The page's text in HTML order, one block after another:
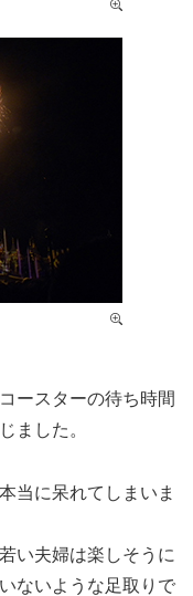
ースターの待ち時間
ました。
当に呆れてしまいま
い夫婦は楽しそうに
ないような足取りで